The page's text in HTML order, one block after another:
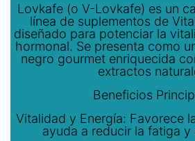
Lovkafe (o V-Lovkafe) es un
línea de suplementos de
diseñado para potenciar la
hormonal. Se presenta como
negro gourmet enriquecida
extractos
Beneficios
Vitalidad y Energía: Favorece
ayuda a reducir la fatiga y